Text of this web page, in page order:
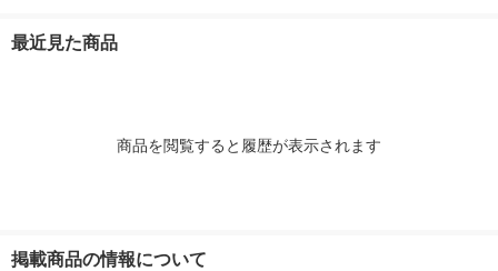
最近見た商品
商品を閲覧すると履歴が表示されます
掲載商品の情報について